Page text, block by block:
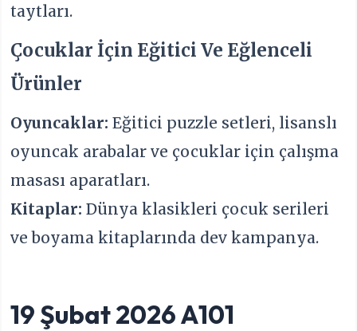
taytları.
Çocuklar İçin Eğitici Ve Eğlenceli
Ürünler
Oyuncaklar: Eğitici puzzle setleri, lisanslı
oyuncak arabalar ve çocuklar için çalışma
masası aparatları.
Kitaplar: Dünya klasikleri çocuk serileri
ve boyama kitaplarında dev kampanya.
19 Şubat 2026 A101